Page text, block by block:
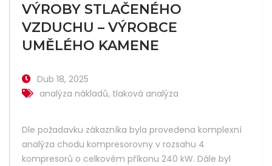
VÝROBY STLAČENÉHO
VZDUCHU – VÝROBCE
UMĚLÉHO KAMENE
Dub 18, 2025
analýza nákladů, tlaková analýza
Dle požadavku zákazníka byla provedena komplexní
analýza chodu kompresorovny v rozsahu 4
kompresorů o celkovém příkonu 240 kW. Dále byl